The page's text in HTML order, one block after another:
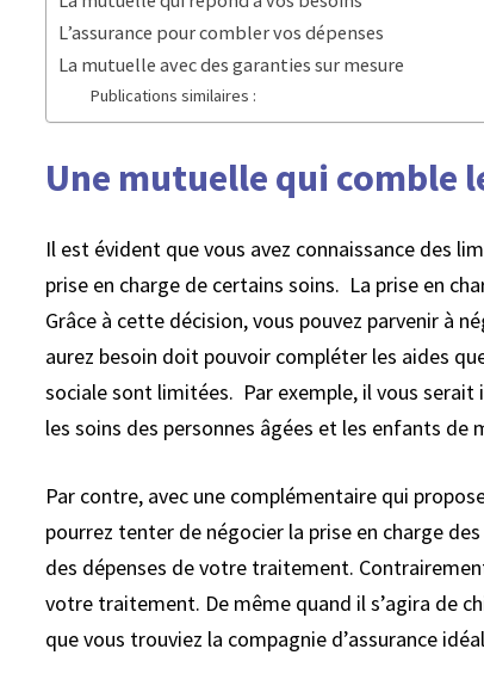
L’assurance pour combler vos dépenses
La mutuelle avec des garanties sur mesure
Publications similaires :
Une mutuelle qui comble
Il est évident que vous avez connaissance des
prise en charge de certains soins. La prise en
Grâce à cette décision, vous pouvez parvenir à
aurez besoin doit pouvoir compléter les aides
sociale sont limitées. Par exemple, il vous
les soins des personnes âgées et les enfants
Par contre, avec une complémentaire qui
pourrez tenter de négocier la prise en charge
des dépenses de votre traitement.
votre traitement. De même quand il s’agira de
que vous trouviez la compagnie d’assurance